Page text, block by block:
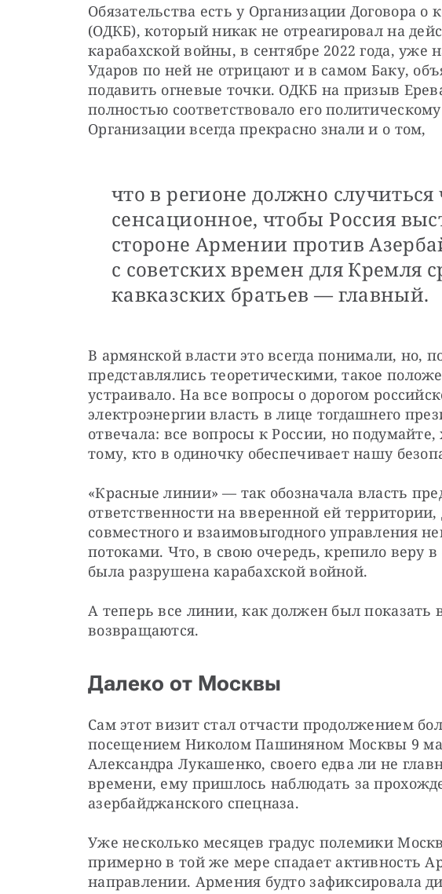
Обязательства есть у Организации Договора о
(ОДКБ), который никак не отреагировал на
карабахской войны, в сентябре 2022 года, уже
Ударов по ней не отрицают и в самом Баку,
подавить огневые точки. ОДКБ на призыв
полностью соответствовало его
Организации всегда прекрасно знали и о том,
что в регионе должно случиться
сенсационное, чтобы Россия
стороне Армении против
с советских времен для Кремля
кавказских братьев — главный.
В армянской власти это всегда понимали, но,
представлялись теоретическими, такое
устраивало. На все вопросы о дорогом
электроэнергии власть в лице тогдашнего
отвечала: все вопросы к России, но
тому, кто в одиночку обеспечивает нашу
«Красные линии» — так обозначала власть
ответственности на вверенной ей
совместного и взаимовыгодного управления
потоками. Что, в свою очередь, крепило веру
была разрушена карабахской войной.
А теперь все линии, как должен был показать
возвращаются.
Далеко от Москвы
Сам этот визит стал отчасти продолжением
посещением Николом Пашиняном Москвы 9
Александра Лукашенко, своего едва ли не
времени, ему пришлось наблюдать за
азербайджанского спецназа.
Уже несколько месяцев градус полемики
примерно в той же мере спадает активность
направлении. Армения будто зафиксировала